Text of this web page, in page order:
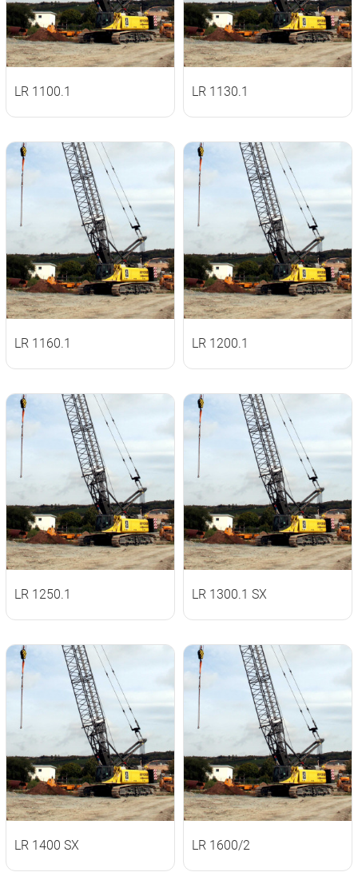
LR 1100.1 LR 1130.1
LR 1160.1 LR 1200.1
LR 1250.1 LR 1300.1 SX
LR 1400 SX LR 1600/2